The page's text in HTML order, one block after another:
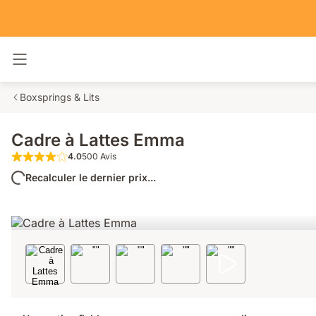
Boxsprings & Lits
Cadre à Lattes Emma
4.0 étoiles sur 5 500 Avis
4.0500 Avis
Recalculer le dernier prix...